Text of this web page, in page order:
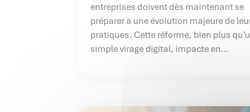
entreprises doivent dès maintenant se
préparer à une évolution majeure de
pratiques. Cette réforme, bien plus
simple virage digital, impacte en
transformer cette contrainte